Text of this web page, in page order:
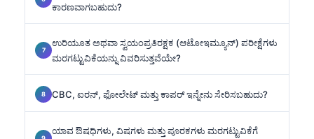
ಕಾರಣವಾಗಬಹುದು?
ಉರಿಯೂತ ಅಥವಾ ಸ್ವಯಂಪ್ರತಿರಕ್ಷಕ (ಆಟೋಇಮ್ಯೂನ್) ಪರೀಕ್ಷೆಗಳು
ಮರಗಟ್ಟುವಿಕೆಯನ್ನು ವಿವರಿಸುತ್ತವೆಯೇ?
CBC, ಐರನ್, ಫೋಲೇಟ್ ಮತ್ತು ಕಾಪರ್ ಇನ್ನೇನು ಸೇರಿಸಬಹುದು?
ಯಾವ ಔಷಧಿಗಳು, ವಿಷಗಳು ಮತ್ತು ಪೂರಕಗಳು ಮರಗಟ್ಟುವಿಕೆಗೆ